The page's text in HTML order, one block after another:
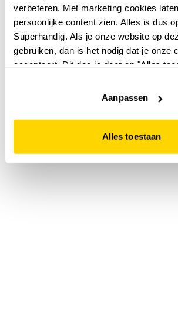
verbeteren. Met marketing cookies
persoonlijke content zien. Alles is dus
Superhandig. Als je onze website op
gebruiken, dan is het nodig dat je onze
accepteert. Dit doe je door op "Alles
website niet optimaal functioneert.
Aanpassen
Alles toestaan